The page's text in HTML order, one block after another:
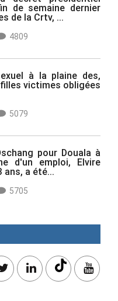
de semaine dernier
de la Crtv, ...
4809
à la plaine des,
victimes obligées
5079
pour Douala à
d'un emploi, Elvire
ans, a été...
5705